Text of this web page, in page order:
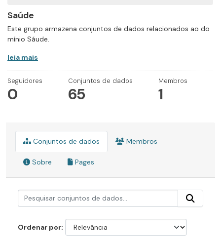
Saúde
Este grupo armazena conjuntos de dados relacionados ao do
mínio Sáude.
leia mais
Seguidores
0
Conjuntos de dados
65
Membros
1
Conjuntos de dados Membros
Sobre Pages
Ordenar por